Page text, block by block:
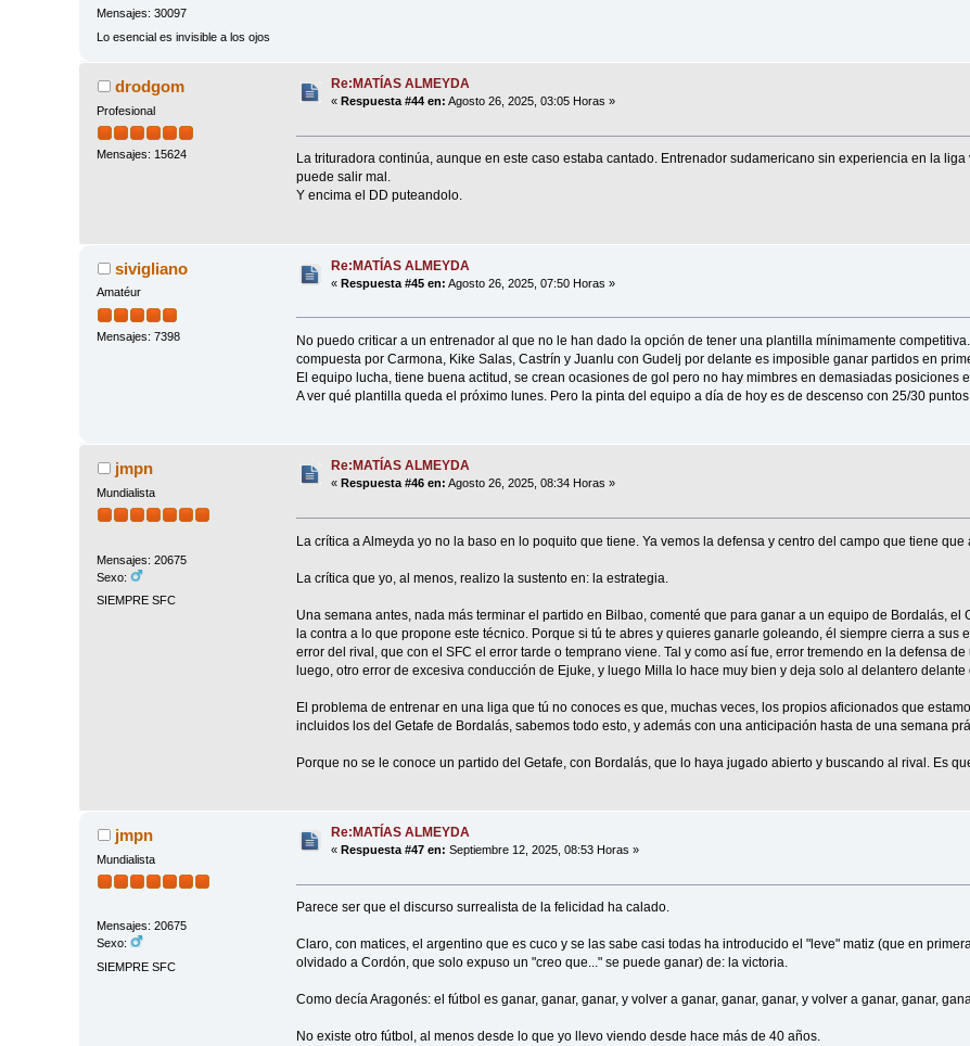
Mensajes: 30097
Lo esencial es invisible a los ojos
drodgom
Profesional
Mensajes: 15624
Re:MATÍAS ALMEYDA
«Respuesta #44 en: Agosto 26, 2025, 03:05 Horas »
La trituradora continúa, aunque en este caso estaba cantado. Entrenador sudamericano sin experiencia en la
puede salir mal.
Y encima el DD puteandolo.
sivigliano
Amatéur
Mensajes: 7398
Re:MATÍAS ALMEYDA
«Respuesta #45 en: Agosto 26, 2025, 07:50 Horas »
No puedo criticar a un entrenador al que no le han dado la opción de tener una plantilla mínimamente
compuesta por Carmona, Kike Salas, Castrín y Juanlu con Gudelj por delante es imposible ganar partidos en
El equipo lucha, tiene buena actitud, se crean ocasiones de gol pero no hay mimbres en demasiadas posiciones
A ver qué plantilla queda el próximo lunes. Pero la pinta del equipo a día de hoy es de descenso con 25/30
jmpn
Mundialista
Mensajes: 20675
Sexo:
SIEMPRE SFC
Re:MATÍAS ALMEYDA
«Respuesta #46 en: Agosto 26, 2025, 08:34 Horas »
La crítica a Almeyda yo no la baso en lo poquito que tiene. Ya vemos la defensa y centro del campo que tiene que
La crítica que yo, al menos, realizo la sustento en: la estrategia.
Una semana antes, nada más terminar el partido en Bilbao, comenté que para ganar a un equipo de Bordalás, el
la contra a lo que propone este técnico. Porque si tú te abres y quieres ganarle goleando, él siempre cierra a sus
error del rival, que con el SFC el error tarde o temprano viene. Tal y como así fue, error tremendo en la defensa
luego, otro error de excesiva conducción de Ejuke, y luego Milla lo hace muy bien y deja solo al delantero delante
El problema de entrenar en una liga que tú no conoces es que, muchas veces, los propios aficionados que
incluidos los del Getafe de Bordalás, sabemos todo esto, y además con una anticipación hasta de una semana
Porque no se le conoce un partido del Getafe, con Bordalás, que lo haya jugado abierto y buscando al rival. Es
jmpn
Mundialista
Mensajes: 20675
Sexo:
SIEMPRE SFC
Re:MATÍAS ALMEYDA
«Respuesta #47 en: Septiembre 12, 2025, 08:53 Horas »
Parece ser que el discurso surrealista de la felicidad ha calado.
Claro, con matices, el argentino que es cuco y se las sabe casi todas ha introducido el "leve" matiz (que en
olvidado a Cordón, que solo expuso un "creo que..." se puede ganar) de: la victoria.
Como decía Aragonés: el fútbol es ganar, ganar, ganar, y volver a ganar, ganar, ganar, y volver a ganar, ganar,
No existe otro fútbol, al menos desde lo que yo llevo viendo desde hace más de 40 años.